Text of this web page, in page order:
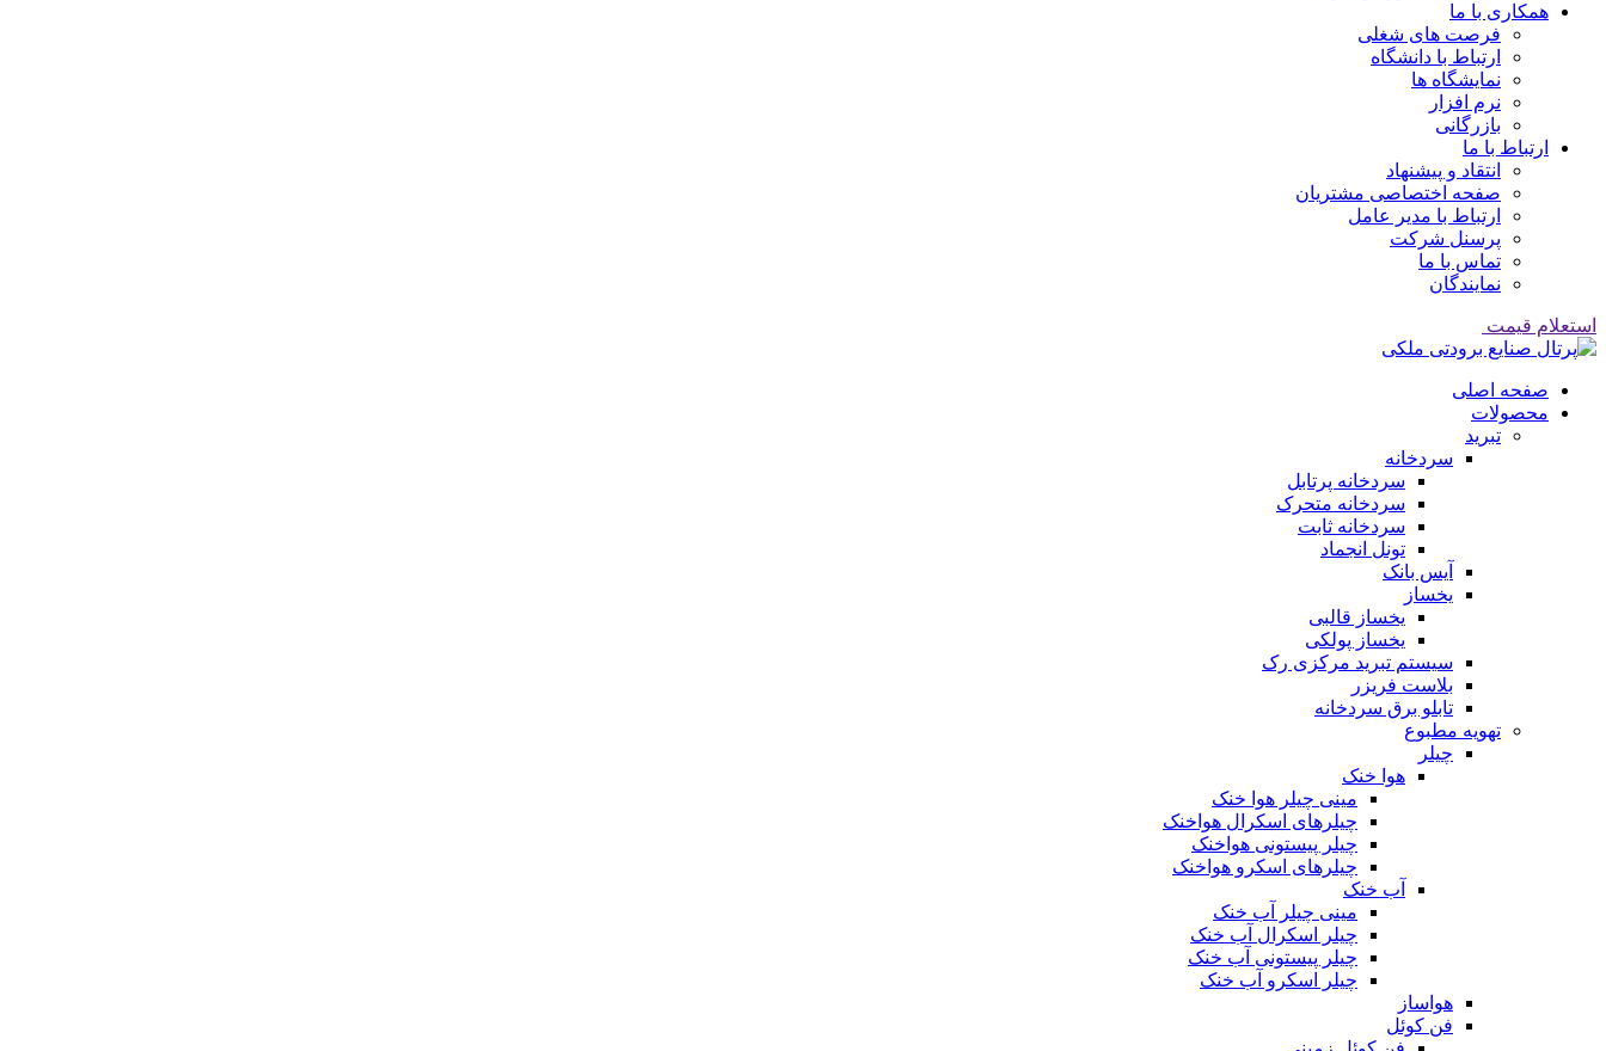
همکاری با ما
فرصت های شغلی
ارتباط با دانشگاه
نمایشگاه ها
نرم افزار
بازرگانی
ارتباط با ما
انتقاد و پیشنهاد
صفحه اختصاصی مشتریان
ارتباط با مدیر عامل
پرسنل شرکت
تماس با ما
نمایندگان
استعلام قیمت
صفحه اصلی
محصولات
تبرید
سردخانه
سردخانه پرتابل
سردخانه متحرک
سردخانه ثابت
تونل انجماد
آیس بانک
یخساز
یخساز قالبی
یخساز پولکی
سیستم تبرید مرکزی رک
بلاست فریزر
تابلو برق سردخانه
تهویه مطبوع
چیلر
هوا خنک
مینی چیلر هوا خنک
چیلرهای اسکرال هواخنک
چیلر پیستونی هواخنک
چیلرهای اسکرو هواخنک
آب خنک
مینی چیلر آب خنک
چیلر اسکرال آب خنک
چیلر پیستونی آب خنک
چیلر اسکرو آب خنک
هواساز
فن کوئل